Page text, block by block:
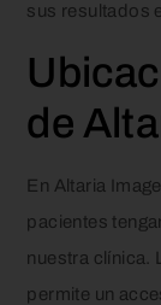
sus resultados
de
En Altaria
pacientes
nuestra clínica.
permite un